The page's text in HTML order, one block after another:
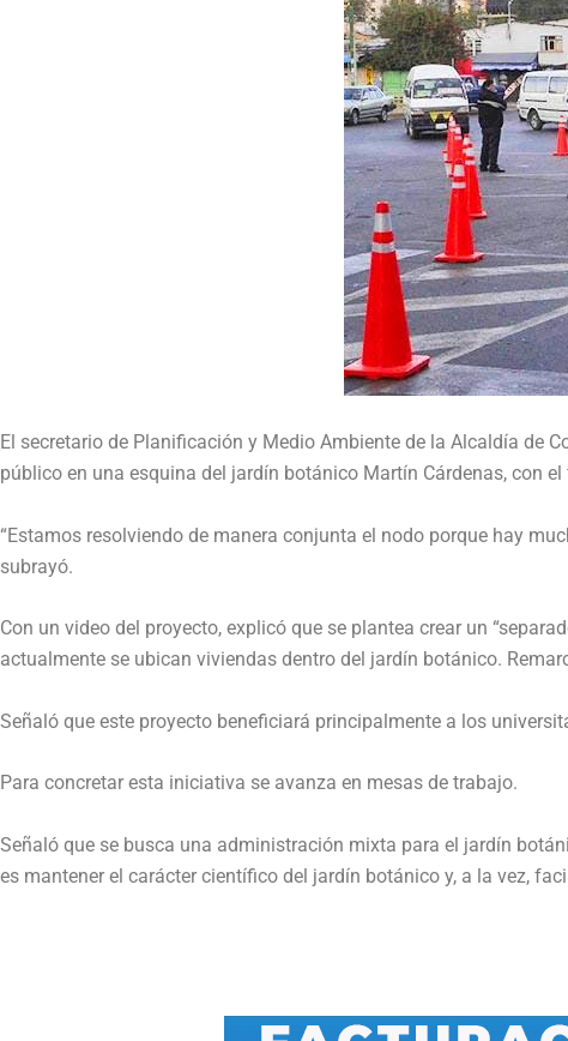
El secretario de Planificación y Medio Ambiente de la Alcaldía de
público en una esquina del jardín botánico Martín Cárdenas, con
“Estamos resolviendo de manera conjunta el nodo porque hay
subrayó.
Con un video del proyecto, explicó que se plantea crear un
actualmente se ubican viviendas dentro del jardín botánico.
Señaló que este proyecto beneficiará principalmente a los
Para concretar esta iniciativa se avanza en mesas de trabajo.
Señaló que se busca una administración mixta para el jardín
es mantener el carácter científico del jardín botánico y, a la vez,